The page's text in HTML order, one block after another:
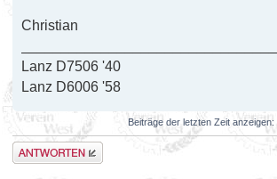
Christian
Lanz D7506 '40
Lanz D6006 '58
Beiträge der letzten Zeit anzeigen:
Antwort erstellen